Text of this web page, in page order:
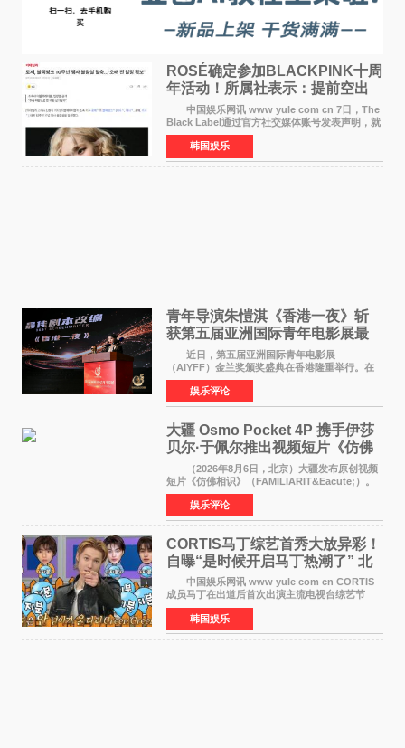
ROSÉ确定参加BLACKPINK十周
年活动！所属社表示：提前空出
了时间
中国娱乐网讯 www yule com cn 7日，The
Black Label通过官方社交媒体账号发表声明，就
近期网络上关于ROS&Eacute;个人行程及是否参
加BLACKPINK出道纪念活动的种种猜测作出正
式回应。 Th
韩国娱乐
青年导演朱愷淇《香港一夜》斩
获第五届亚洲国际青年电影展最
佳剧本改编奖
近日，第五届亚洲国际青年电影展
（AIYFF）金兰奖颁奖盛典在香港隆重举行。在
这场汇聚数百位海内外电影人、文化界人士及媒
体代表的亚洲青年影视盛会上，香港本土电影
《香港一夜》（Dawn in Ho
娱乐评论
大疆 Osmo Pocket 4P 携手伊莎
贝尔·于佩尔推出视频短片《仿佛
相识》
（2026年8月6日，北京）大疆发布原创视频
短片《仿佛相识》（FAMILIARIT&Eacute;）。
视频短片由戛纳国际电影节最佳女演员伊莎贝尔·
于佩尔（Isabelle Huppert）主演，全程使用大
疆首款双主摄口
娱乐评论
CORTIS马丁综艺首秀大放异彩！
自曝“是时候开启马丁热潮了” 北
美巡演火热进行中
中国娱乐网讯 www yule com cn CORTIS
成员马丁在出道后首次出演主流电视台综艺节
目，展现了多才多艺的魅力。 马丁出演了5日
播出的MBC《Radio Star》Fashion与Passion
之间，I&lsquo;m
韩国娱乐